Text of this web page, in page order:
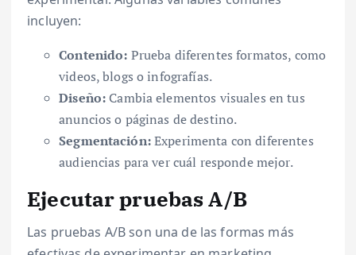
incluyen:
Contenido: Prueba diferentes formatos, como
videos, blogs o infografías.
Diseño: Cambia elementos visuales en tus
anuncios o páginas de destino.
Segmentación:Experimenta con diferentes
audiencias para ver cuál responde mejor.
Ejecutar pruebas A/B
Las pruebas A/B son una de las formas más